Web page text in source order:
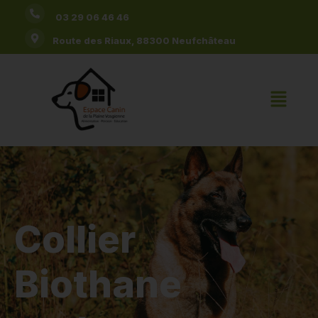
03 29 06 46 46
Route des Riaux, 88300 Neufchâteau
Collier
Biothane